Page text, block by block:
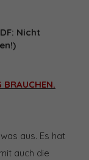
Nicht
BRAUCHEN.
aus. Es hat
auch die